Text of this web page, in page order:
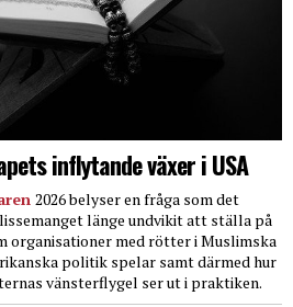
inflytande växer i USA
2026 belyser en fråga som det
länge undvikit att ställa på
organisationer med rötter i Muslimska
politik spelar samt därmed hur
vänsterflygel ser ut i praktiken.